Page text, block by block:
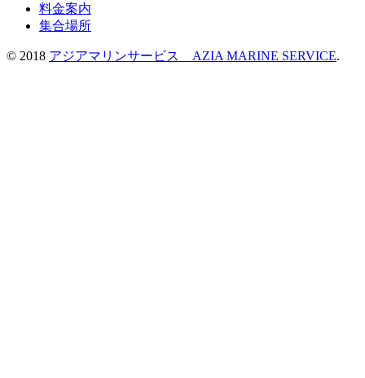
料金案内
集合場所
© 2018 アジアマリンサービス AZIA MARINE SERVICE.